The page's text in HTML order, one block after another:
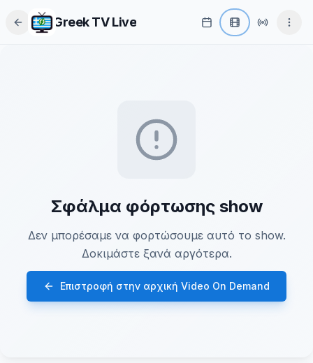
Greek TV Live
Σφάλμα φόρτωσης show
Δεν μπορέσαμε να φορτώσουμε αυτό το show.
Δοκιμάστε ξανά αργότερα.
Επιστροφή στην αρχική Video On Demand